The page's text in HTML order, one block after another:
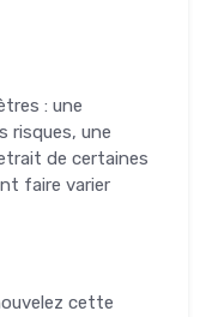
: une
risques, une
de certaines
faire varier
cette